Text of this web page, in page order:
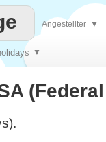
▼
Angestellter ▼